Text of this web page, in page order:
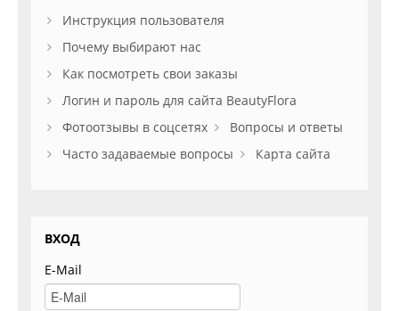
Инструкция пользователя
Почему выбирают нас
Как посмотреть свои заказы
Логин и пароль для сайта BeautyFlora
Фотоотзывы в соцсетях
Вопросы и ответы
Часто задаваемые вопросы
Карта сайта
ВХОД
E-Mail